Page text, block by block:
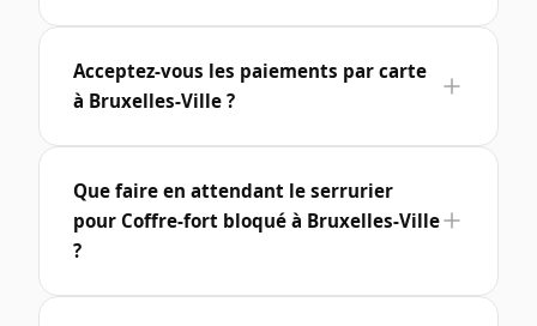
Acceptez-vous les paiements par carte
à Bruxelles-Ville ?
Que faire en attendant le serrurier
pour Coffre-fort bloqué à Bruxelles-Ville
?